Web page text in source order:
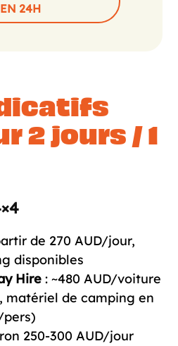
EN 24H
2 jours / 1
de 270 AUD/jour,
disponibles
Hire: ~480 AUD/voiture
matériel de camping en
pers)
250-300 AUD/jour